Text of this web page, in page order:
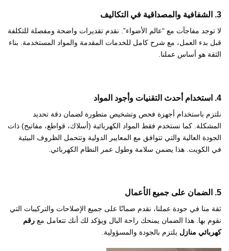
3. الشفافية والمصداقية في التكاليف
لا توجد مفاجآت مع “عالم الأضواء”. نقدم تقديرات واضحة ومفصلة للتكلفة
قبل بدء العمل، مع شرح كامل للخدمات المقدمة والمواد المستخدمة. بناء
الثقة هو أساس عملنا.
4. استخدام أحدث التقنيات وأجود المواد
نلتزم باستخدام أجهزة فحص وتشخيص متطورة لضمان دقة تحديد
المشكلة. كما نستخدم فقط المواد الكهربائية (أسلاك، قواطع، مفاتيح) ذات
الجودة العالية والتي تتوافق مع المعايير الدولية وتتحمل الظروف البيئية
في الكويت. هذا يضمن سلامة وطول عمر النظام الكهربائي.
5. الضمان على جميع الأعمال
ثقة منا في جودة عملنا، نقدم ضمانًا على جميع الإصلاحات والتركيبات التي
نقوم بها. هذا الضمان يمنحك راحة البال ويؤكد لك أنك تتعامل مع رقم
كهربائي منازل يلتزم بالجودة والمسؤولية.